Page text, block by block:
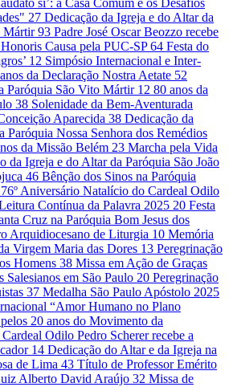
si’: a Casa Comum e os Desafios
27 Dedicação da Igreja e do Altar da
Mártir93 Padre José Oscar Beozzo recebe
Causa pela PUC-SP64 Festa do
12 Simpósio Internacional e Inter-
da Declaração Nostra Aetate 52
Paróquia São Vito Mártir 12 80 anos da
38 Solenidade da Bem-Aventurada
Aparecida 38 Dedicação da
Paróquia Nossa Senhora dos Remédios
da Missão Belém 23 Marcha pela Vida
da Igreja e do Altar da Paróquia São João
46 Bênção dos Sinos na Paróquia
76º Aniversário Natalício do Cardeal Odilo
Contínua da Palavra 2025 20 Festa
Cruz na Paróquia Bom Jesus dos
Arquidiocesano de Liturgia 10 Memória
Virgem Maria das Dores 13 Peregrinação
Homens 38 Missa em Ação de Graças
Salesianos em São Paulo 20 Peregrinação
37 Medalha São Paulo Apóstolo 2025
“Amor Humano no Plano
20 anos do Movimento da
Cardeal Odilo Pedro Scherer recebe a
14 Dedicação do Altar e da Igreja na
de Lima 43 Título de Professor Emérito
Alberto David Araújo 32 Missa de